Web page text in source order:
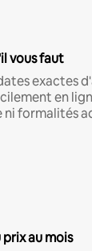
vous faut
exactes
en
ni formalités
au mois